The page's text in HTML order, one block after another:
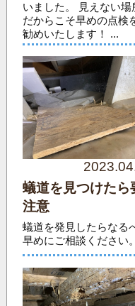
いました。 見えない場
だからこそ早めの点検
勧めいたします！ ...
蟻道を見つけたら
注意
蟻道を発見したらなる
早めにご相談ください。